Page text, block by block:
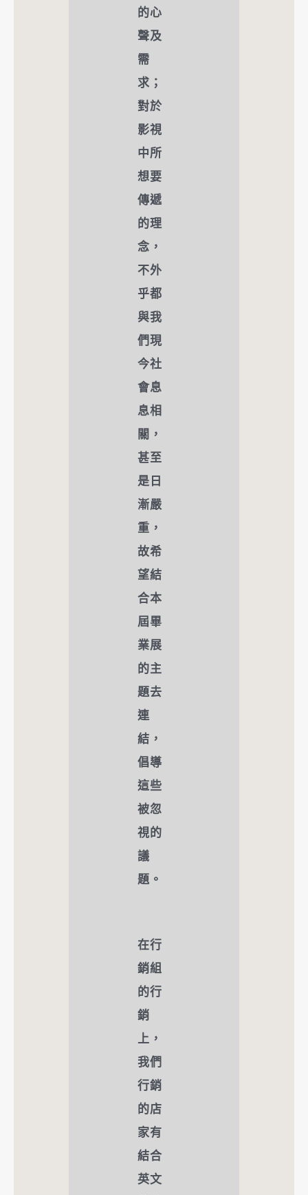
的心
聲及
需
求；
對於
影視
中所
想要
傳遞
的理
念，
不外
乎都
與我
們現
今社
會息
息相
關，
甚至
是日
漸嚴
重，
故希
望結
合本
屆畢
業展
的主
題去
連
結，
倡導
這些
被忽
視的
議
題。
在行
銷組
的行
銷
上，
我們
行銷
的店
家有
結合
英文